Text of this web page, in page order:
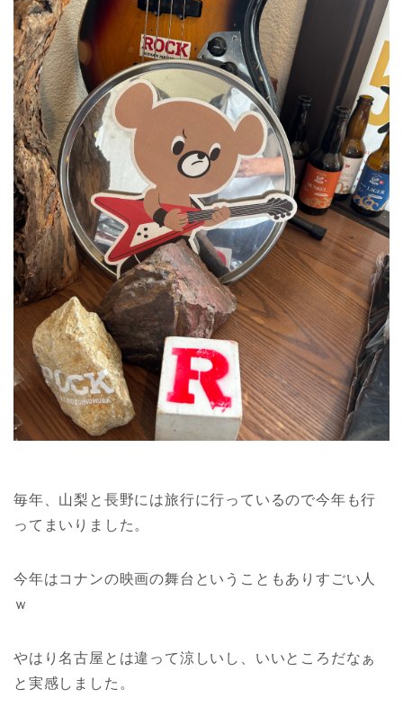
毎年、山梨と長野には旅行に行っているので今年も行
ってまいりました。
今年はコナンの映画の舞台ということもありすごい人
ｗ
やはり名古屋とは違って涼しいし、いいところだなぁ
と実感しました。